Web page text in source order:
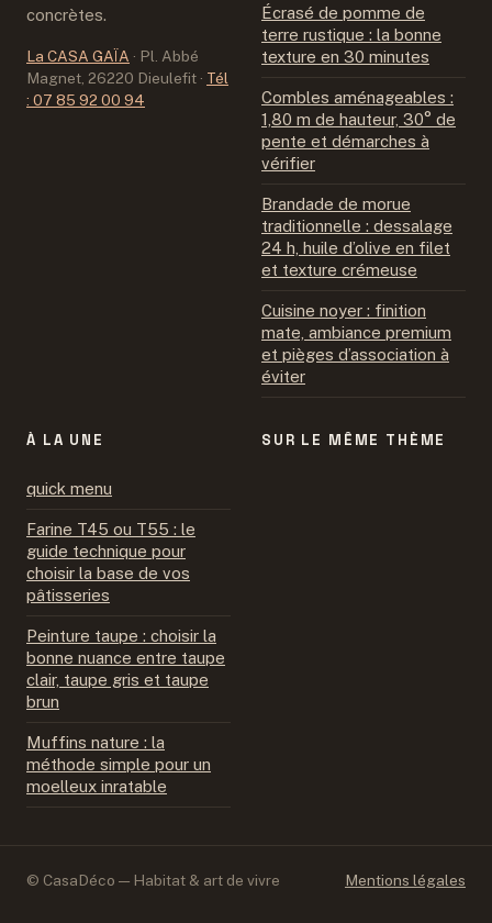
concrètes.
La CASA GAÏA · Pl. Abbé
Magnet, 26220 Dieulefit · Tél
: 07 85 92 00 94
Écrasé de pomme de
terre rustique : la bonne
texture en 30 minutes
Combles aménageables :
1,80 m de hauteur, 30° de
pente et démarches à
vérifier
Brandade de morue
traditionnelle : dessalage
24 h, huile d’olive en filet
et texture crémeuse
Cuisine noyer : finition
mate, ambiance premium
et pièges d’association à
éviter
À LA UNE
quick menu
Farine T45 ou T55 : le
guide technique pour
choisir la base de vos
pâtisseries
Peinture taupe : choisir la
bonne nuance entre taupe
clair, taupe gris et taupe
brun
Muffins nature : la
méthode simple pour un
moelleux inratable
SUR LE MÊME THÈME
© CasaDéco — Habitat & art de vivre Mentions légales